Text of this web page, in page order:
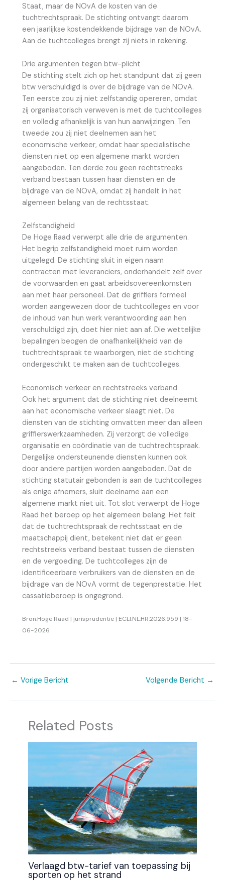
Staat, maar de NOvA de kosten van de
tuchtrechtspraak. De stichting ontvangt daarom
een jaarlijkse kostendekkende bijdrage van de NOvA.
Aan de tuchtcolleges brengt zij niets in rekening.
Drie argumenten tegen btw-plicht
De stichting stelt zich op het standpunt dat zij geen
btw verschuldigd is over de bijdrage van de NOvA.
Ten eerste zou zij niet zelfstandig opereren, omdat
zij organisatorisch verweven is met de tuchtcolleges
en volledig afhankelijk is van hun aanwijzingen. Ten
tweede zou zij niet deelnemen aan het
economische verkeer, omdat haar specialistische
diensten niet op een algemene markt worden
aangeboden. Ten derde zou geen rechtstreeks
verband bestaan tussen haar diensten en de
bijdrage van de NOvA, omdat zij handelt in het
algemeen belang van de rechtsstaat.
Zelfstandigheid
De Hoge Raad verwerpt alle drie de argumenten.
Het begrip zelfstandigheid moet ruim worden
uitgelegd. De stichting sluit in eigen naam
contracten met leveranciers, onderhandelt zelf over
de voorwaarden en gaat arbeidsovereenkomsten
aan met haar personeel. Dat de griffiers formeel
worden aangewezen door de tuchtcolleges en voor
de inhoud van hun werk verantwoording aan hen
verschuldigd zijn, doet hier niet aan af. Die wettelijke
bepalingen beogen de onafhankelijkheid van de
tuchtrechtspraak te waarborgen, niet de stichting
ondergeschikt te maken aan de tuchtcolleges.
Economisch verkeer en rechtstreeks verband
Ook het argument dat de stichting niet deelneemt
aan het economische verkeer slaagt niet. De
diensten van de stichting omvatten meer dan alleen
griffierswerkzaamheden. Zij verzorgt de volledige
organisatie en coördinatie van de tuchtrechtspraak.
Dergelijke ondersteunende diensten kunnen ook
door andere partijen worden aangeboden. Dat de
stichting statutair gebonden is aan de tuchtcolleges
als enige afnemers, sluit deelname aan een
algemene markt niet uit. Tot slot verwerpt de Hoge
Raad het beroep op het algemeen belang. Het feit
dat de tuchtrechtspraak de rechtsstaat en de
maatschappij dient, betekent niet dat er geen
rechtstreeks verband bestaat tussen de diensten
en de vergoeding. De tuchtcolleges zijn de
identificeerbare verbruikers van de diensten en de
bijdrage van de NOvA vormt de tegenprestatie. Het
cassatieberoep is ongegrond.
Bron:Hoge Raad | jurisprudentie | ECLI:NL:HR:2026:959 | 18-
06-2026
← Vorige Bericht Volgende Bericht →
Related Posts
Verlaagd btw-tarief van toepassing bij
sporten op het strand